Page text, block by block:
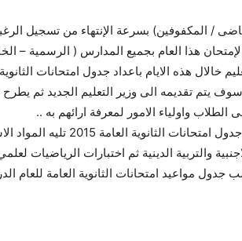
/ المكفوفين) بسرعة الإنتهاء من تسجيل
هذا العام بجميع المدارس ( الرسمية –
هذه الايام باعداد جدول امتحانات الثانوية
وسوف يتم تقديمه الى وزير التعليم الجديد ثم
ويتوقع ان تكون مادة اللغة العربية هي اولى المواد في جدول امتحانات
والتربية الدينية ثم اختبارات الرياضيات
مواعيد امتحانات الثانوية العامة للعام